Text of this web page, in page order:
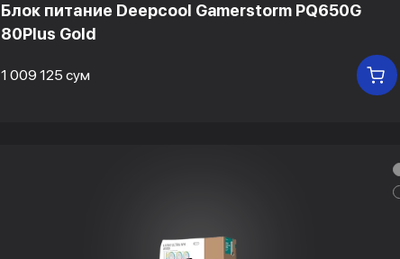
Блок питание Deepcool Gamerstorm PQ650G
80Plus Gold
1 009 125 сум